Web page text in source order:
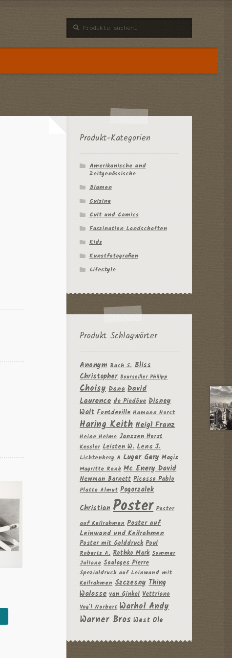
nach:
Produkt-Kategorien
Amerikanische und
Zeitgenössische
Blumen
Cuisine
Cult und Comics
Faszination Landschaften
Kids
Kunstfotografien
Lifestyle
Produkt Schlagwörter
Anonym Bach S. Bliss
Christopher Bourseiller Philipp
Choisy Dana David
Laurence de Piedöue Disney
Walt Fontdeville Hamann Horst
Haring Keith Heigl Franz
Heine Helme Janssen Horst
Kessler Leisten W. Lens J.
Lichtenberg A Luger Gery Magis
Magritte Renè Mc Enery David
Newman Barnett Picasso Pablo
Platte Almut Pogorzalek
Christian Poster Poster
auf Keilrahmen Poster auf
Leinwand und Keilrahmen
Poster mit Golddruck Poul
Roberts A. Rothko Mark Sommer
Juliane Soulages Pierre
Spezialdruck auf Leinwand mit
Keilrahmen Szczesny Thing
Walasse van Ginkel Vettriano
Vog`l Norbert Warhol Andy
Warner Bros West Ole